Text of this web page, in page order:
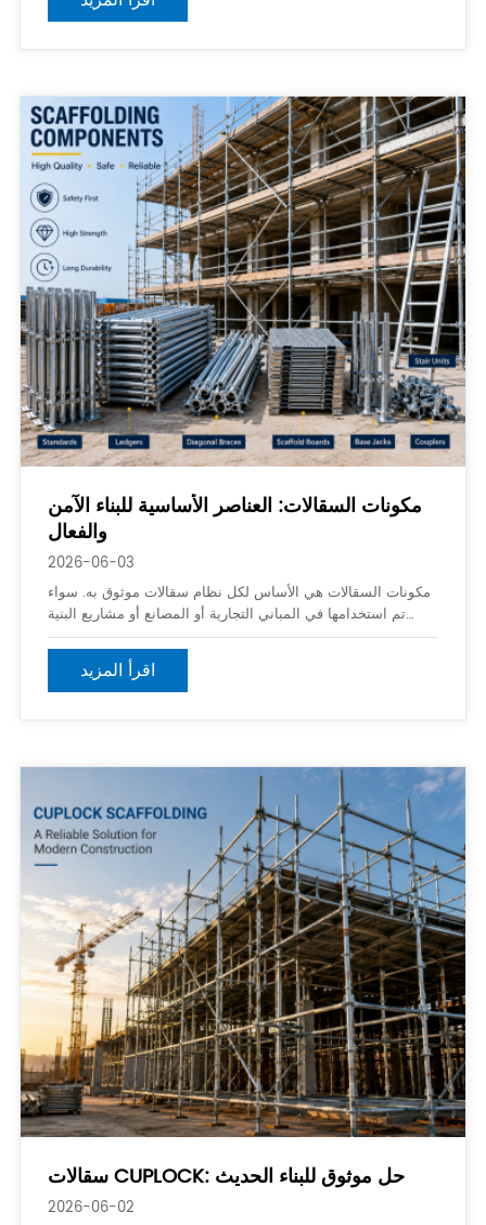
مكونات السقالات: العناصر الأساسية للبناء الآمن
والفعال
2026-06-03
مكونات السقالات هي الأساس لكل نظام سقالات موثوق به. سواء
تم استخدامها في المباني التجارية أو المصانع أو مشاريع البنية
التحتية أو أعمال الصيانة ، فإن مكونات السقالات عالية الجودة
اقرأ المزيد
سقالات CUPLOCK: حل موثوق للبناء الحديث
2026-06-02